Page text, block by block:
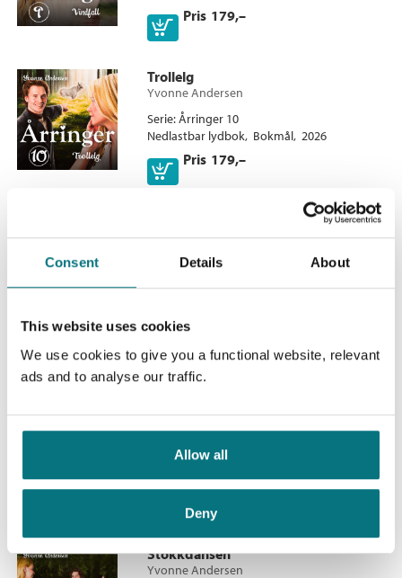
Consent Details About
This website uses cookies
We use cookies to give you a functional website, relevant
ads and to analyse our traffic.
Allow all
Deny
Pris 179,–
Trollelg
Yvonne Andersen
Serie Årringer 10
Nedlastbar lydbok
Bokmål 2026
Pris 179,–
Yvonne Andersen
Årringer 70
Sendes fra oss i løpet av 1-3 arbeidsdager.
Årringer 5
Pris 179,–
Stokkdansen
Yvonne Andersen